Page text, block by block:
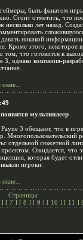
быть фанатом
Стоит отметить, что
лет назад.
никакой
Кроме этого, некоторое
том, что готовится к
3, однако компания-
мультиплеер
3 обещают, что в
Многопользовательский
отдельной сюжетной
проектом. Ожидается, что
которая будет
игроки.
Страницы:
] [ 7 ] [ 8 ] [ 9 ] [ 10 ] [ 11 ] [